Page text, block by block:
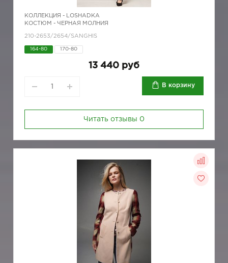
КОЛЛЕКЦИЯ - LOSHADKA
КОСТЮМ - ЧЕРНАЯ МОЛНИЯ
210-2653/2654/SANGHIS
164-80 170-80
13 440 руб
В корзину
Читать отзывы 0